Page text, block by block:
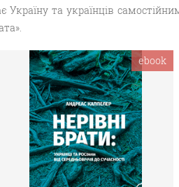
Україну та українців
ebook